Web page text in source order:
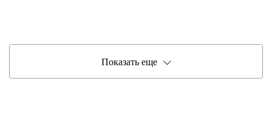
Показать еще